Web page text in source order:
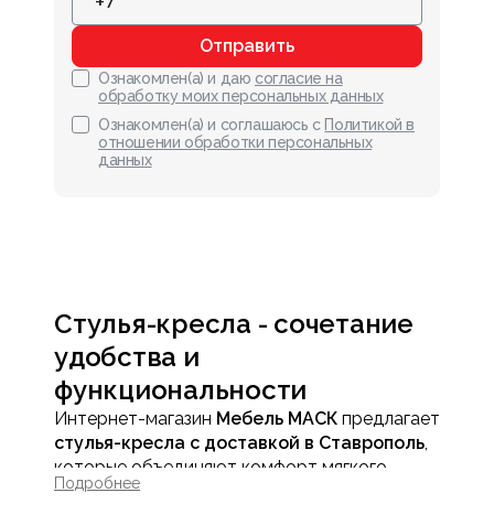
Отправить
Ознакомлен(а) и даю согласие на
обработку моих персональных данных
Ознакомлен(а) и соглашаюсь с Политикой в
отношении обработки персональных
данных
Стулья-кресла - сочетание
удобства и
функциональности
Интернет-магазин Мебель МАСК предлагает
стулья-кресла с доставкой в Ставрополь,
которые объединяют комфорт мягкого
кресла и компактность стула. Такие модели
Подробнее